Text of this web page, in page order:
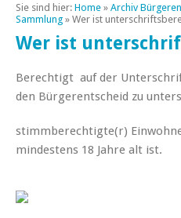
Sie sind hier: Home » Archiv
Sammlung » Wer ist
Wer ist
Berechtigt auf der
den Bürgerentscheid zu
stimmberechtigte(r)
mindestens 18 Jahre alt ist.